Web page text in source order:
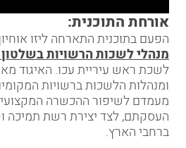
אורחת התוכנית:
הפעם בתוכנית התארחה ליזו
מנהלי לשכות הרשויות
לשכת ראש עיריית עכו. האיגוד
ומנהלות הלשכות ברשויות
מעמדם לשיפור ההכשרה
העסקתם, לצד יצירת רשת תמיכה
ברחבי הארץ.